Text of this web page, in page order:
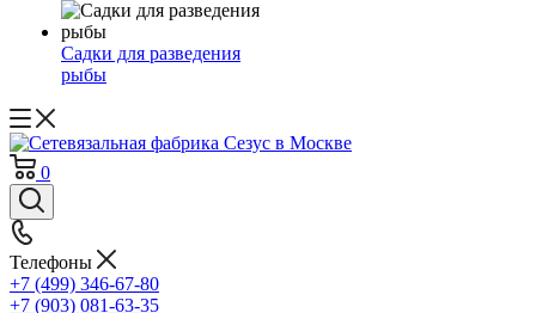
Садки для разведения
рыбы
0
Телефоны
+7 (499) 346-67-80
+7 (903) 081-63-35